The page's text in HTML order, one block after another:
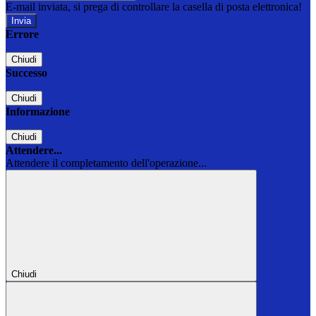
E-mail inviata, si prega di controllare la casella di posta elettronica!
Errore
Chiudi
Successo
Chiudi
Informazione
Chiudi
Attendere...
Attendere il completamento dell'operazione...
Chiudi